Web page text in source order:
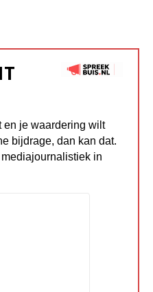
en je waardering wilt
bijdrage, dan kan dat.
in